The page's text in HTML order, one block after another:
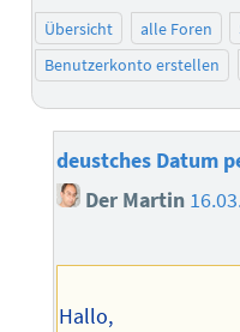
Übersicht alle Foren
Benutzerkonto erstellen
deustches Datum
Der Martin
Hallo,